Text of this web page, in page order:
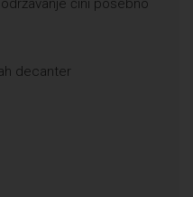
čini posebno
decanter